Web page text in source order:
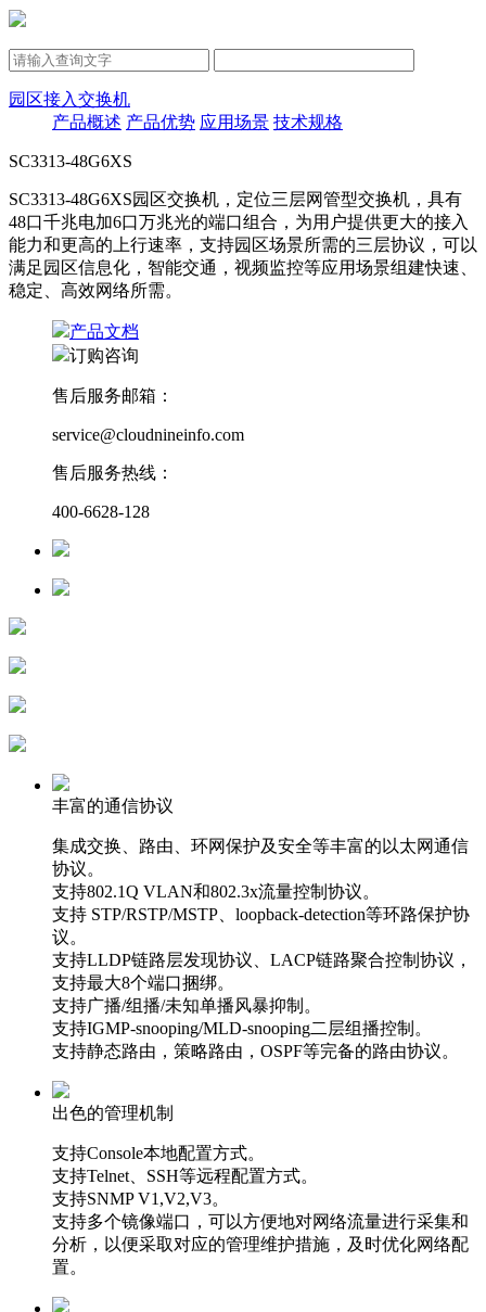
园区接入交换机
产品概述 产品优势 应用场景 技术规格
SC3313-48G6XS
SC3313-48G6XS园区交换机，定位三层网管型交换机，具有
48口千兆电加6口万兆光的端口组合，为用户提供更大的接入
能力和更高的上行速率，支持园区场景所需的三层协议，可以
满足园区信息化，智能交通，视频监控等应用场景组建快速、
稳定、高效网络所需。
产品文档
订购咨询
售后服务邮箱：
service@cloudnineinfo.com
售后服务热线：
400-6628-128
丰富的通信协议
集成交换、路由、环网保护及安全等丰富的以太网通信
协议。
支持802.1Q VLAN和802.3x流量控制协议。
支持 STP/RSTP/MSTP、loopback-detection等环路保护协
议。
支持LLDP链路层发现协议、LACP链路聚合控制协议，
支持最大8个端口捆绑。
支持广播/组播/未知单播风暴抑制。
支持IGMP-snooping/MLD-snooping二层组播控制。
支持静态路由，策略路由，OSPF等完备的路由协议。
出色的管理机制
支持Console本地配置方式。
支持Telnet、SSH等远程配置方式。
支持SNMP V1,V2,V3。
支持多个镜像端口，可以方便地对网络流量进行采集和
分析，以便采取对应的管理维护措施，及时优化网络配
置。